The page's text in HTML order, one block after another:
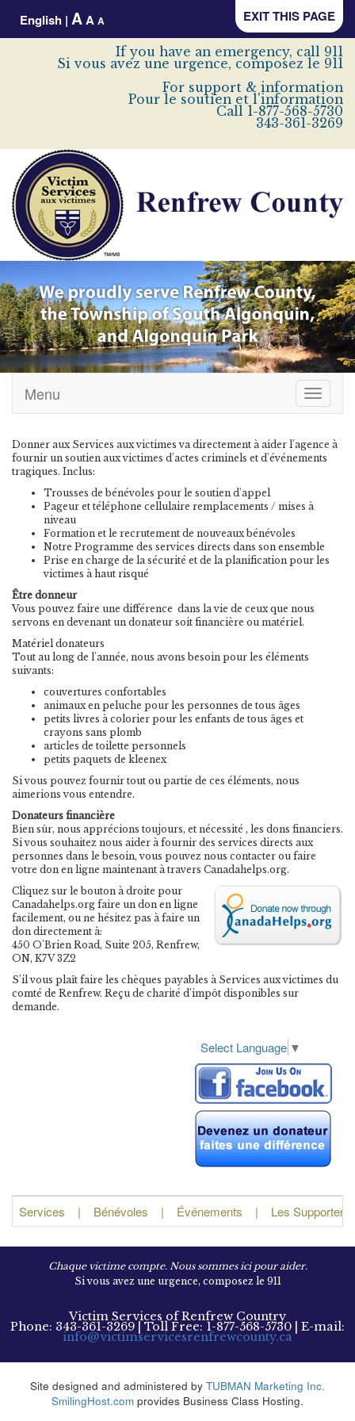
English | AA A EXIT THIS PAGE
If you have an emergency, call 911
Si vous avez une urgence, composez le 911
For support & information
Pour le soutien et l'information
Call 1-877-568-5730
343-361-3269
Toggle
Menu
Donner aux Services aux victimes va directement à aider l'agence à
fournir un soutien aux victimes d'actes criminels et d'événements
tragiques. Inclus:
Trousses de bénévoles pour le soutien d'appel
Pageur et téléphone cellulaire remplacements / mises à
niveau
Formation et le recrutement de nouveaux bénévoles
Notre Programme des services directs dans son ensemble
Prise en charge de la sécurité et de la planification pour les
victimes à haut risqué
Être donneur
Vous pouvez faire une différence dans la vie de ceux que nous
servons en devenant un donateur soit financière ou matériel.
Matériel donateurs
Tout au long de l'année, nous avons besoin pour les éléments
suivants:
couvertures confortables
animaux en peluche pour les personnes de tous âges
petits livres à colorier pour les enfants de tous âges et
crayons sans plomb
articles de toilette personnels
petits paquets de kleenex
Si vous pouvez fournir tout ou partie de ces éléments, nous
aimerions vous entendre.
Donateurs financière
Bien sûr, nous apprécions toujours, et nécessité , les dons financiers.
Si vous souhaitez nous aider à fournir des services directs aux
personnes dans le besoin, vous pouvez nous contacter ou faire
votre don en ligne maintenant à travers Canadahelps.org.
Cliquez sur le bouton à droite pour
Canadahelps.org faire un don en ligne
facilement, ou ne hésitez pas à faire un
don directement à:
450 O'Brien Road, Suite 205, Renfrew,
ON, K7V 3Z2
S’il vous plaît faire les chèques payables à Services aux victimes du
comté de Renfrew. Reçu de charité d'impôt disponibles sur
demande.
Select Language ▼
Services | Bénévoles | Événements | Les Supporters
Chaque victime compte. Nous sommes ici pour aider.
Si vous avez une urgence, composez le 911
Victim Services of Renfrew Country
Phone: 343-361-3269 | Toll Free: 1-877-568-5730 | E-mail:
info@victimservicesrenfrewcounty.ca
Site designed and administered by TUBMAN Marketing Inc.
SmilingHost.com provides Business Class Hosting.